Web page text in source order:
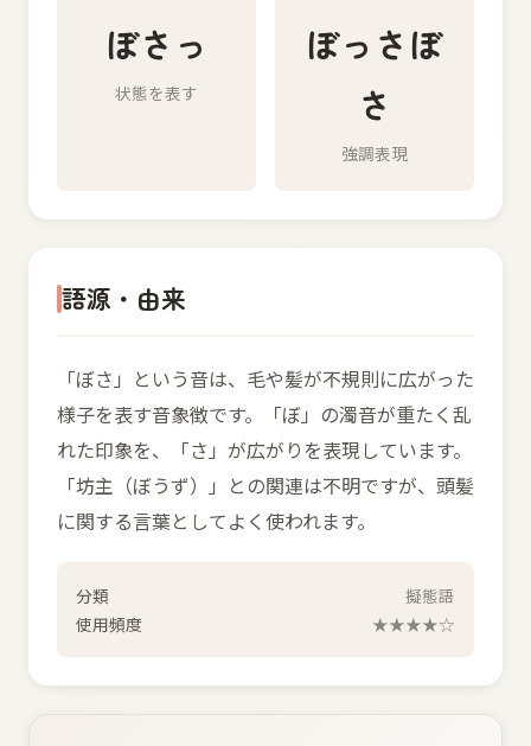
ぼさっ
状態を表す
ぼっさぼ
さ
強調表現
語源・由来
「ぼさ」という音は、毛や髪が不規則に広がった
様子を表す音象徴です。「ぼ」の濁音が重たく乱
れた印象を、「さ」が広がりを表現しています。
「坊主（ぼうず）」との関連は不明ですが、頭髪
に関する言葉としてよく使われます。
分類
擬態語
使用頻度
★★★★☆